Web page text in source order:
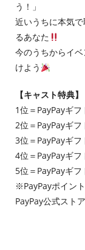
う！」
近いうちに本気
るあなた
今のうちからイ
けよう
【キャスト特典】
1位＝PayPayギ
2位＝PayPayギ
3位＝PayPayギ
4位＝PayPayギ
5位＝PayPayギ
※PayPayポイン
PayPay公式スト